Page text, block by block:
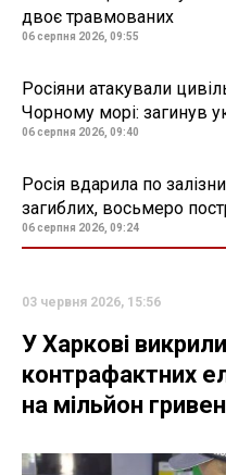
двоє травмованих
06 серпня 2026, 09:55
Росіяни атакували
Чорному морі: загинув
06 серпня 2026, 09:40
Росія вдарила по
загиблих, восьмеро
06 серпня 2026, 09:24
03 червня 2026, 15:56
У Харкові
контрафактних
на мільйон